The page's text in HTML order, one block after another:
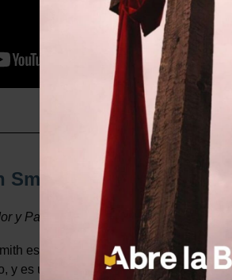
Smith
y Pastor de Enseñanza
es el pastor emérito en The
y es un miembro del concilio de The